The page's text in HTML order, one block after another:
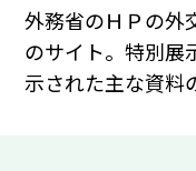
外務省のＨＰの外
のサイト。特別展
示された主な資料